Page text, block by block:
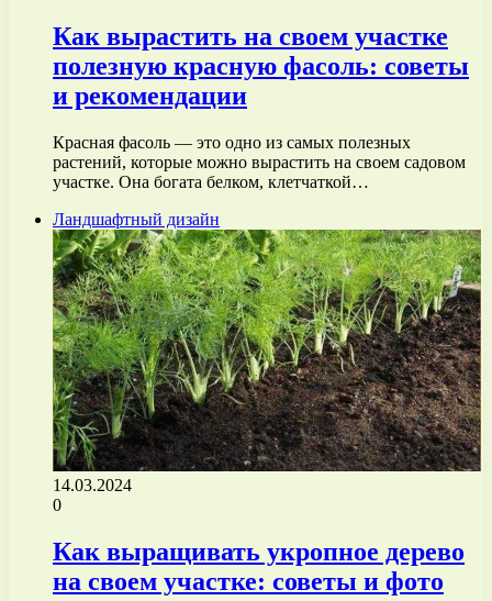
Как вырастить на своем участке
полезную красную фасоль: советы
и рекомендации
Красная фасоль — это одно из самых полезных
растений, которые можно вырастить на своем садовом
участке. Она богата белком, клетчаткой…
Ландшафтный дизайн
14.03.2024
0
Как выращивать укропное дерево
на своем участке: советы и фото